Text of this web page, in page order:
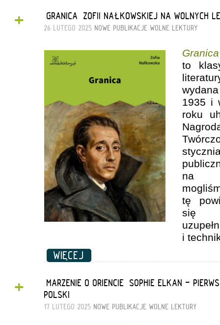
+ „GRANICA” ZOFII NAŁKOWSKIEJ NA WOLNYCH
26 LUTEGO 2025 NOWE PUBLIKACJE WOLNE LEKTURY
Granica
to
1935 i
roku
na
tę
się
i
WIĘCEJ
+
„MARZENIE O ORIENCIE” SOPHIE ELKAN -
POLSKI
17 LUTEGO 2025 NOWE PUBLIKACJE WOLNE LEKTURY